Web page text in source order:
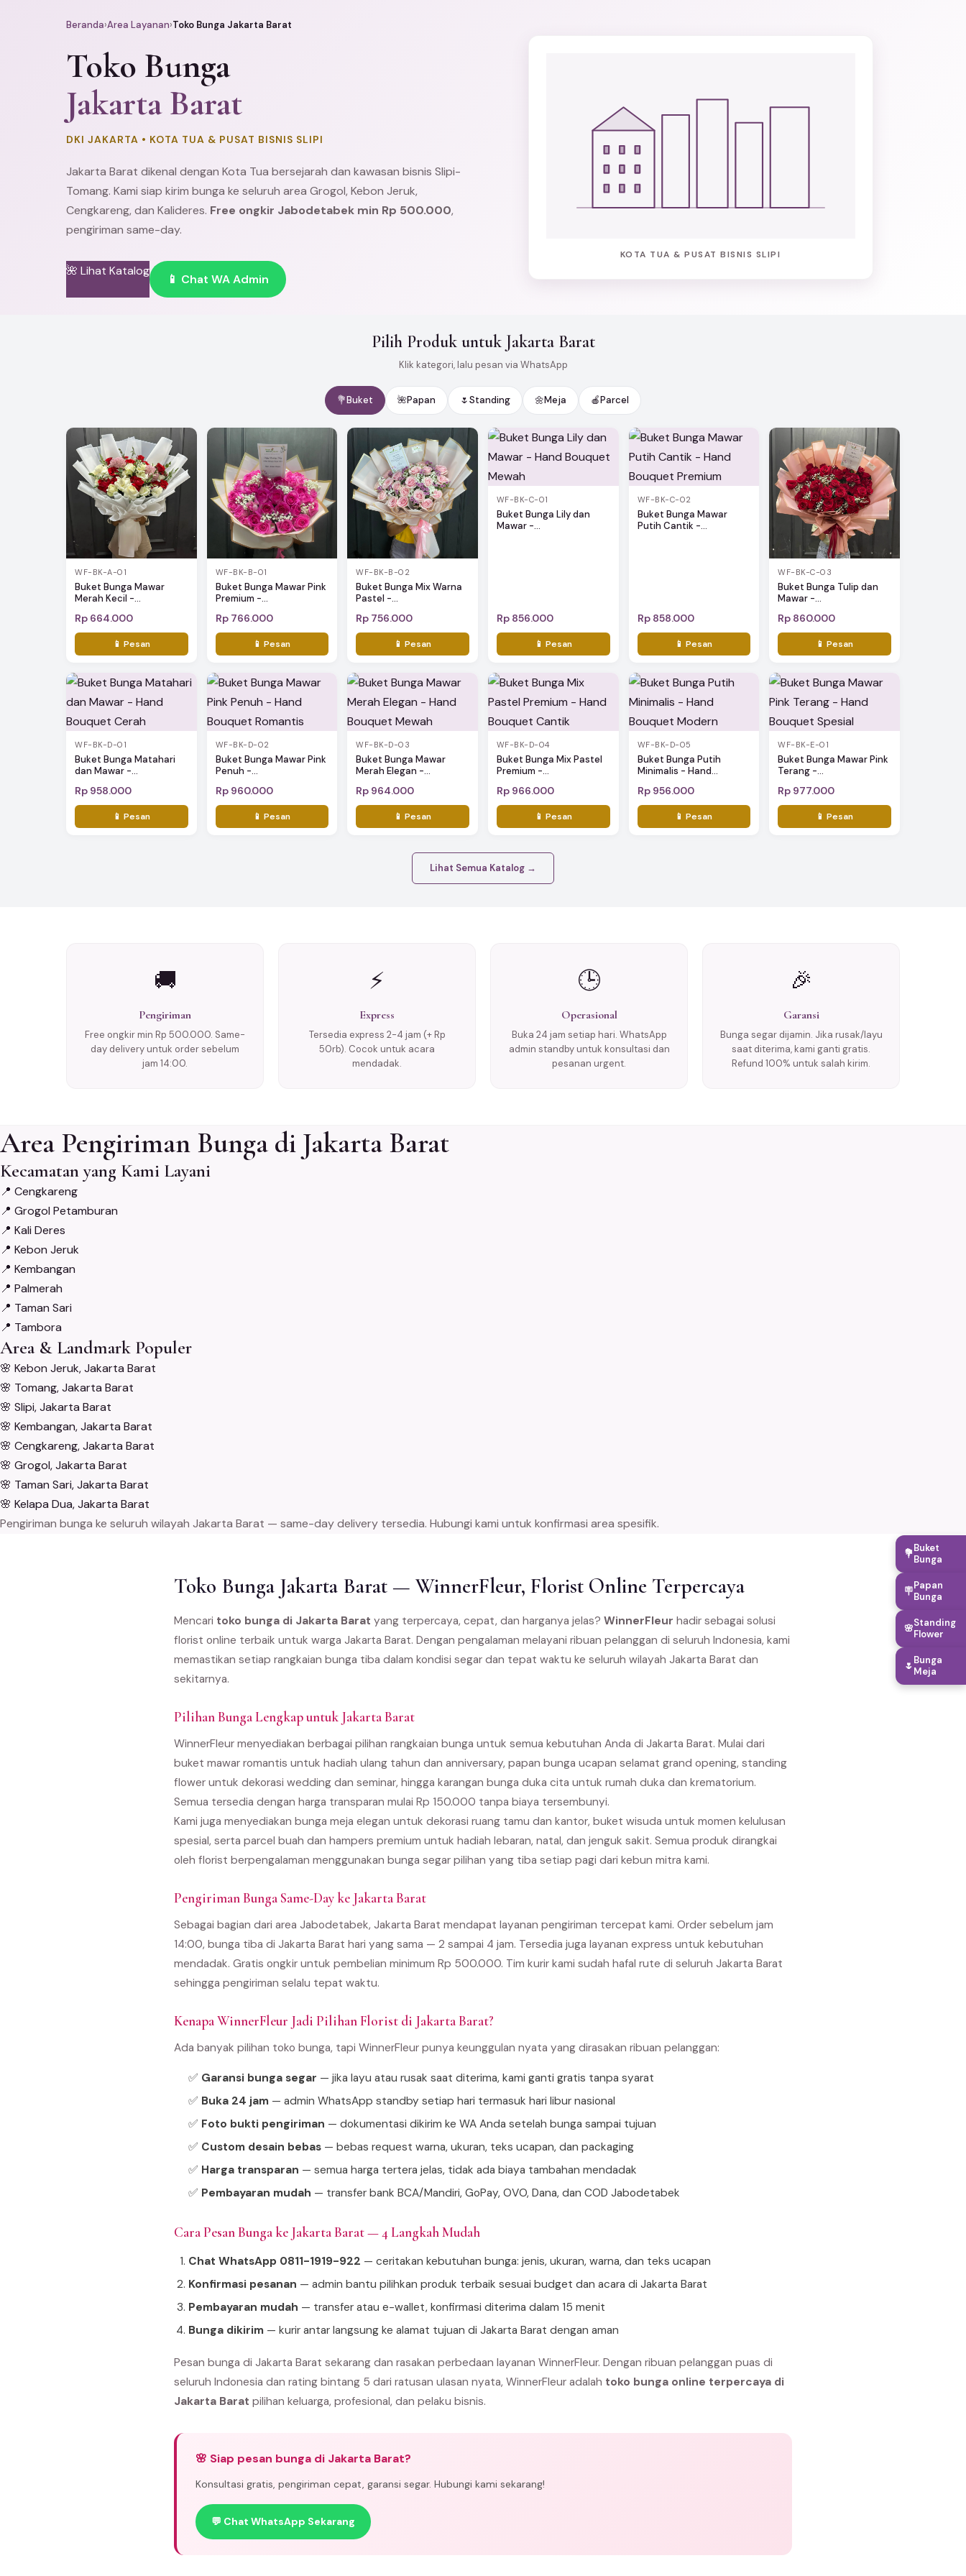
Beranda›Area Layanan›Toko Bunga Jakarta Barat
Toko Bunga
Jakarta Barat
DKI JAKARTA • KOTA TUA & PUSAT BISNIS SLIPI
Jakarta Barat dikenal dengan Kota Tua bersejarah dan kawasan bisnis Slipi-
Tomang. Kami siap kirim bunga ke seluruh area Grogol, Kebon Jeruk,
Cengkareng, dan Kalideres. Free ongkir Jabodetabek min Rp 500.000,
pengiriman same-day.
🌺 Lihat Katalog
📱 Chat WA Admin
KOTA TUA & PUSAT BISNIS SLIPI
Pilih Produk untuk Jakarta Barat
Klik kategori, lalu pesan via WhatsApp
💐Buket 🌺Papan 🌷Standing 🌼Meja 🍎Parcel
WF-BK-A-01
Buket Bunga Mawar
Merah Kecil -...
Rp 664.000
📱 Pesan
WF-BK-B-01
Buket Bunga Mawar Pink
Premium -...
Rp 766.000
📱 Pesan
WF-BK-B-02
Buket Bunga Mix Warna
Pastel -...
Rp 756.000
📱 Pesan
WF-BK-C-01
Buket Bunga Lily dan
Mawar -...
Rp 856.000
📱 Pesan
WF-BK-C-02
Buket Bunga Mawar
Putih Cantik -...
Rp 858.000
📱 Pesan
WF-BK-C-03
Buket Bunga Tulip dan
Mawar -...
Rp 860.000
📱 Pesan
WF-BK-D-01
Buket Bunga Matahari
dan Mawar -...
Rp 958.000
📱 Pesan
WF-BK-D-02
Buket Bunga Mawar Pink
Penuh -...
Rp 960.000
📱 Pesan
WF-BK-D-03
Buket Bunga Mawar
Merah Elegan -...
Rp 964.000
📱 Pesan
WF-BK-D-04
Buket Bunga Mix Pastel
Premium -...
Rp 966.000
📱 Pesan
WF-BK-D-05
Buket Bunga Putih
Minimalis - Hand...
Rp 956.000
📱 Pesan
WF-BK-E-01
Buket Bunga Mawar Pink
Terang -...
Rp 977.000
📱 Pesan
Lihat Semua Katalog →
🚚
Pengiriman
Free ongkir min Rp 500.000. Same-
day delivery untuk order sebelum
jam 14:00.
⚡
Express
Tersedia express 2-4 jam (+ Rp
50rb). Cocok untuk acara
mendadak.
🕒
Operasional
Buka 24 jam setiap hari. WhatsApp
admin standby untuk konsultasi dan
pesanan urgent.
🎉
Garansi
Bunga segar dijamin. Jika rusak/layu
saat diterima, kami ganti gratis.
Refund 100% untuk salah kirim.
Area Pengiriman Bunga di Jakarta Barat
Kecamatan yang Kami Layani
📍 Cengkareng
📍 Grogol Petamburan
📍 Kali Deres
📍 Kebon Jeruk
📍 Kembangan
📍 Palmerah
📍 Taman Sari
📍 Tambora
Area & Landmark Populer
🌸 Kebon Jeruk, Jakarta Barat
🌸 Tomang, Jakarta Barat
🌸 Slipi, Jakarta Barat
🌸 Kembangan, Jakarta Barat
🌸 Cengkareng, Jakarta Barat
🌸 Grogol, Jakarta Barat
🌸 Taman Sari, Jakarta Barat
🌸 Kelapa Dua, Jakarta Barat
Pengiriman bunga ke seluruh wilayah Jakarta Barat — same-day delivery tersedia. Hubungi kami untuk konfirmasi area spesifik.
Toko Bunga Jakarta Barat — WinnerFleur, Florist Online Terpercaya
Mencari toko bunga di Jakarta Barat yang terpercaya, cepat, dan harganya jelas? WinnerFleur hadir sebagai solusi
florist online terbaik untuk warga Jakarta Barat. Dengan pengalaman melayani ribuan pelanggan di seluruh Indonesia, kami
memastikan setiap rangkaian bunga tiba dalam kondisi segar dan tepat waktu ke seluruh wilayah Jakarta Barat dan
sekitarnya.
Pilihan Bunga Lengkap untuk Jakarta Barat
WinnerFleur menyediakan berbagai pilihan rangkaian bunga untuk semua kebutuhan Anda di Jakarta Barat. Mulai dari
buket mawar romantis untuk hadiah ulang tahun dan anniversary, papan bunga ucapan selamat grand opening, standing
flower untuk dekorasi wedding dan seminar, hingga karangan bunga duka cita untuk rumah duka dan krematorium.
Semua tersedia dengan harga transparan mulai Rp 150.000 tanpa biaya tersembunyi.
Kami juga menyediakan bunga meja elegan untuk dekorasi ruang tamu dan kantor, buket wisuda untuk momen kelulusan
spesial, serta parcel buah dan hampers premium untuk hadiah lebaran, natal, dan jenguk sakit. Semua produk dirangkai
oleh florist berpengalaman menggunakan bunga segar pilihan yang tiba setiap pagi dari kebun mitra kami.
Pengiriman Bunga Same-Day ke Jakarta Barat
Sebagai bagian dari area Jabodetabek, Jakarta Barat mendapat layanan pengiriman tercepat kami. Order sebelum jam
14:00, bunga tiba di Jakarta Barat hari yang sama — 2 sampai 4 jam. Tersedia juga layanan express untuk kebutuhan
mendadak. Gratis ongkir untuk pembelian minimum Rp 500.000. Tim kurir kami sudah hafal rute di seluruh Jakarta Barat
sehingga pengiriman selalu tepat waktu.
Kenapa WinnerFleur Jadi Pilihan Florist di Jakarta Barat?
Ada banyak pilihan toko bunga, tapi WinnerFleur punya keunggulan nyata yang dirasakan ribuan pelanggan:
✅ Garansi bunga segar — jika layu atau rusak saat diterima, kami ganti gratis tanpa syarat
✅ Buka 24 jam — admin WhatsApp standby setiap hari termasuk hari libur nasional
✅ Foto bukti pengiriman — dokumentasi dikirim ke WA Anda setelah bunga sampai tujuan
✅ Custom desain bebas — bebas request warna, ukuran, teks ucapan, dan packaging
✅ Harga transparan — semua harga tertera jelas, tidak ada biaya tambahan mendadak
✅ Pembayaran mudah — transfer bank BCA/Mandiri, GoPay, OVO, Dana, dan COD Jabodetabek
Cara Pesan Bunga ke Jakarta Barat — 4 Langkah Mudah
Chat WhatsApp 0811-1919-922 — ceritakan kebutuhan bunga: jenis, ukuran, warna, dan teks ucapan
Konfirmasi pesanan — admin bantu pilihkan produk terbaik sesuai budget dan acara di Jakarta Barat
Pembayaran mudah — transfer atau e-wallet, konfirmasi diterima dalam 15 menit
Bunga dikirim — kurir antar langsung ke alamat tujuan di Jakarta Barat dengan aman
Pesan bunga di Jakarta Barat sekarang dan rasakan perbedaan layanan WinnerFleur. Dengan ribuan pelanggan puas di
seluruh Indonesia dan rating bintang 5 dari ratusan ulasan nyata, WinnerFleur adalah toko bunga online terpercaya di
Jakarta Barat pilihan keluarga, profesional, dan pelaku bisnis.
🌸 Siap pesan bunga di Jakarta Barat?
Konsultasi gratis, pengiriman cepat, garansi segar. Hubungi kami sekarang!
💬 Chat WhatsApp Sekarang
💐Buket
Bunga
🪧Papan
Bunga
🌸Standing
Flower
🌷Bunga
Meja